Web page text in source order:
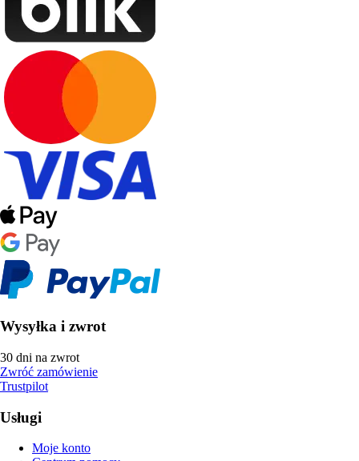
Wysyłka i zwrot
30 dni na zwrot
Zwróć zamówienie
Trustpilot
Usługi
Moje konto